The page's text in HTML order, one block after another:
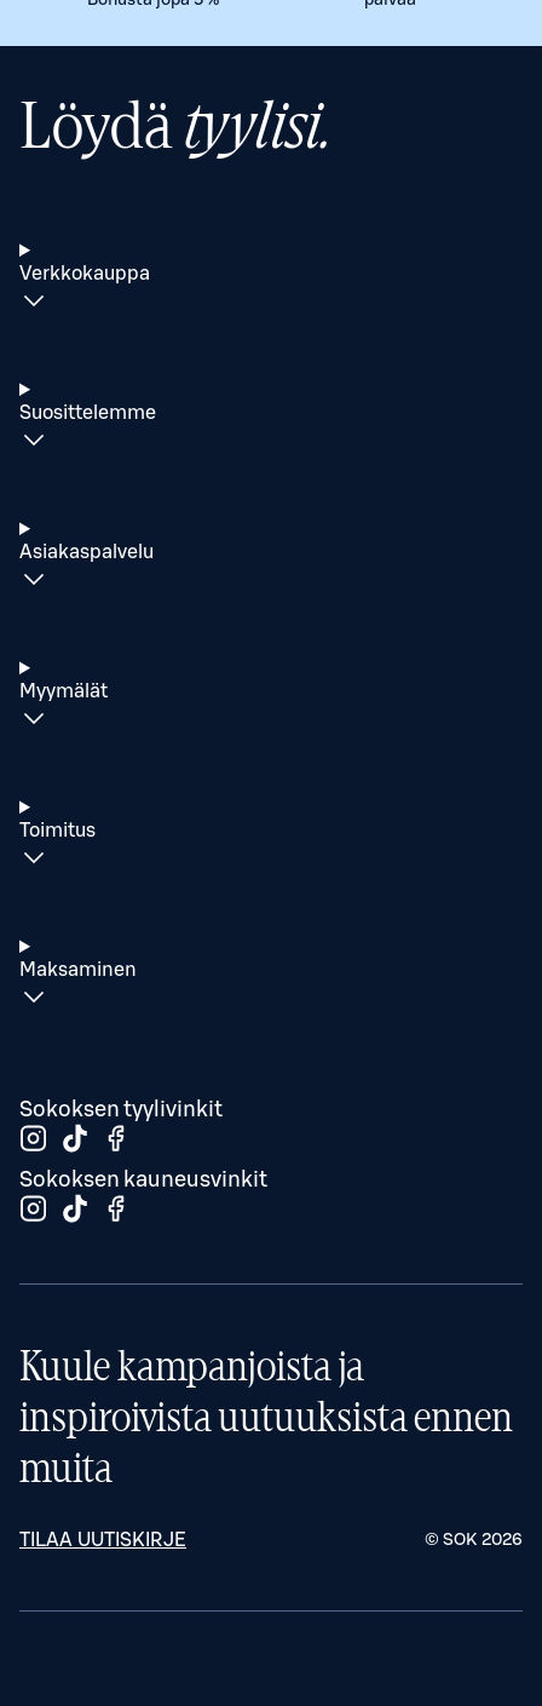
Löydätyylisi.
Verkkokauppa
Suosittelemme
Asiakaspalvelu
Myymälät
Toimitus
Maksaminen
Sokoksen tyylivinkit
Sokoksen kauneusvinkit
Kuule kampanjoista ja
inspiroivista uutuuksista ennen
muita
TILAA UUTISKIRJE © SOK 2026